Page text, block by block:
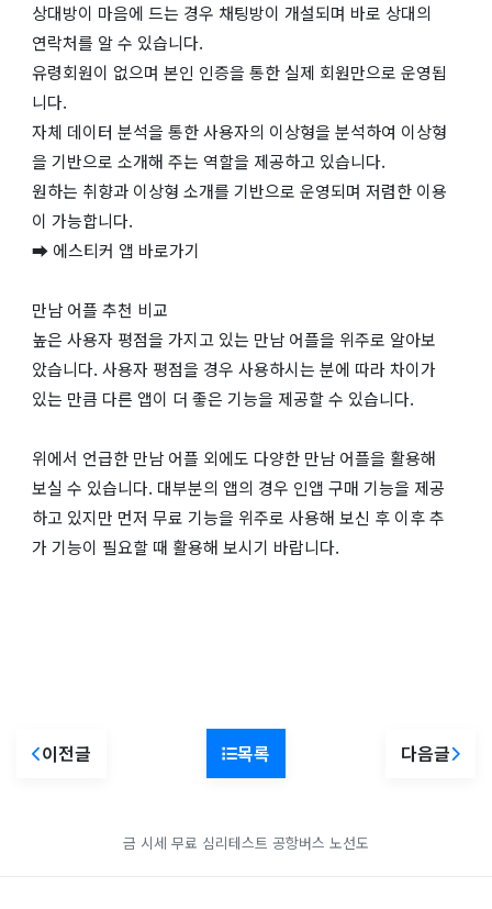
상대방이 마음에 드는 경우 채팅방이 개설되며 바로 상대의
연락처를 알 수 있습니다.
유령회원이 없으며 본인 인증을 통한 실제 회원만으로 운영됩
니다.
자체 데이터 분석을 통한 사용자의 이상형을 분석하여 이상형
을 기반으로 소개해 주는 역할을 제공하고 있습니다.
원하는 취향과 이상형 소개를 기반으로 운영되며 저렴한 이용
이 가능합니다.
➡ 에스티커 앱 바로가기
만남 어플 추천 비교
높은 사용자 평점을 가지고 있는 만남 어플을 위주로 알아보
았습니다. 사용자 평점을 경우 사용하시는 분에 따라 차이가
있는 만큼 다른 앱이 더 좋은 기능을 제공할 수 있습니다.
위에서 언급한 만남 어플 외에도 다양한 만남 어플을 활용해
보실 수 있습니다. 대부분의 앱의 경우 인앱 구매 기능을 제공
하고 있지만 먼저 무료 기능을 위주로 사용해 보신 후 이후 추
가 기능이 필요할 때 활용해 보시기 바랍니다.
이전글 목록 다음글
금 시세 무료 심리테스트 공항버스 노선도